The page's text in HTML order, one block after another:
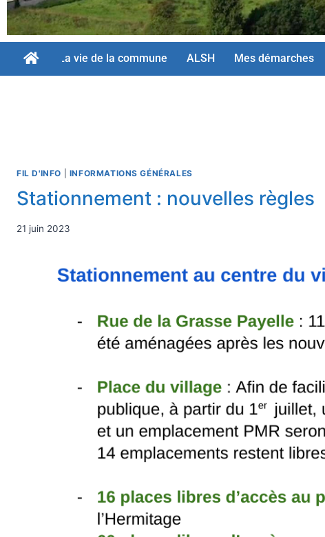
La vie de la commune ALSH Mes démarches
FIL D'INFO INFORMATIONS GÉNÉRALES
Stationnement : nouvelles règles
21 juin 2023